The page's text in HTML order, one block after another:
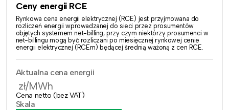
Ceny energii RCE
Rynkowa cena energii elektrycznej (RCE) jest przyjmowana do
rozliczeń energii wprowadzanej do sieci przez prosumentów
objętych systemem net-billing, przy czym niektórzy prosumenci w
net-billingu mogą być rozliczani po miesięcznej rynkowej cenie
energii elektrycznej (RCEm) będącej średnią ważoną z cen RCE.
Aktualna cena energii
zł/MWh
Cena netto (bez VAT)
Skala